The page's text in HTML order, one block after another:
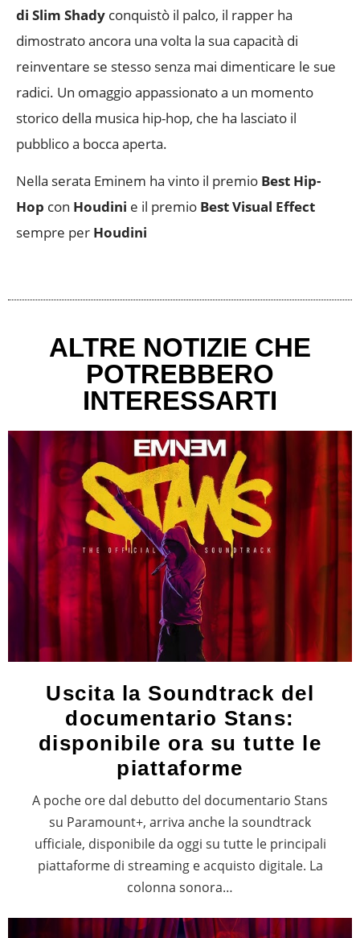
di Slim Shady conquistò il palco, il rapper ha
dimostrato ancora una volta la sua capacità di
reinventare se stesso senza mai dimenticare le sue
radici. Un omaggio appassionato a un momento
storico della musica hip-hop, che ha lasciato il
pubblico a bocca aperta.
Nella serata Eminem ha vinto il premio Best Hip-
Hop con Houdini e il premio Best Visual Effect
sempre per Houdini
ALTRE NOTIZIE CHE
POTREBBERO
INTERESSARTI
Uscita la Soundtrack del
documentario Stans:
disponibile ora su tutte le
piattaforme
A poche ore dal debutto del documentario Stans
su Paramount+, arriva anche la soundtrack
ufficiale, disponibile da oggi su tutte le principali
piattaforme di streaming e acquisto digitale. La
colonna sonora…